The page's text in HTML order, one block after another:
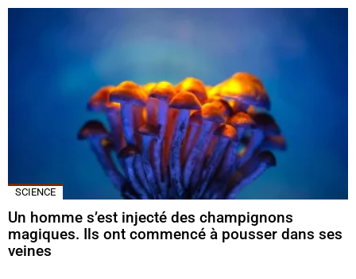
SCIENCE
Un homme s’est injecté des champignons
magiques. Ils ont commencé à pousser dans ses
veines